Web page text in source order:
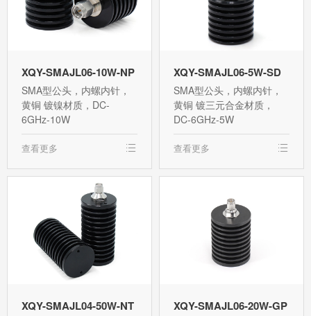
XQY-SMAJL06-10W-NP
SMA型公头，内螺内针，
黄铜 镀镍材质，DC-
6GHz-10W
查看更多
XQY-SMAJL06-5W-SD
SMA型公头，内螺内针，
黄铜 镀三元合金材质，
DC-6GHz-5W
查看更多
XQY-SMAJL04-50W-NT XQY-SMAJL06-20W-GP